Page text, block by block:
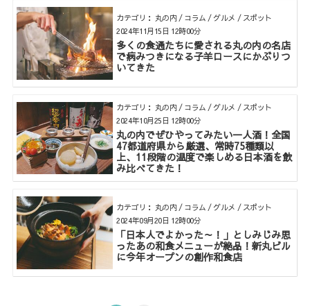
カテゴリ： 丸の内 / コラム / グルメ / スポット
多くの食通たちに愛される丸の内の名店
で病みつきになる子羊ロースにかぶりつ
いてきた
2024年11月15日 12時00分
カテゴリ： 丸の内 / コラム / グルメ / スポット
丸の内でぜひやってみたい一人酒！全国
47都道府県から厳選、常時75種類以
上、11段階の温度で楽しめる日本酒を飲
み比べてきた！
2024年10月25日 12時00分
カテゴリ： 丸の内 / コラム / グルメ / スポット
「日本人でよかった～！」としみじみ思
ったあの和食メニューが絶品！新丸ビル
に今年オープンの創作和食店
2024年09月20日 12時00分